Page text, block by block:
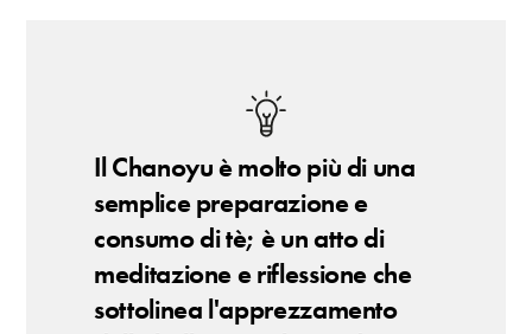
Il Chanoyu è molto più di una
semplice preparazione e
consumo di tè; è un atto di
meditazione e riflessione che
sottolinea l'apprezzamento